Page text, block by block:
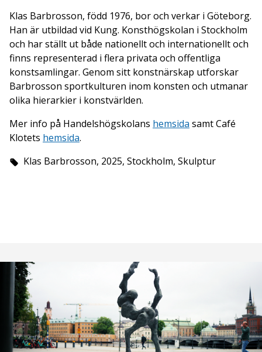
Klas Barbrosson, född 1976, bor och verkar i Göteborg.
Han är utbildad vid Kung. Konsthögskolan i Stockholm
och har ställt ut både nationellt och internationellt och
finns representerad i flera privata och offentliga
konstsamlingar. Genom sitt konstnärskap utforskar
Barbrosson sportkulturen inom konsten och utmanar
olika hierarkier i konstvärlden.
Mer info på Handelshögskolans hemsida samt Café
Klotets hemsida.
Klas Barbrosson, 2025, Stockholm, Skulptur